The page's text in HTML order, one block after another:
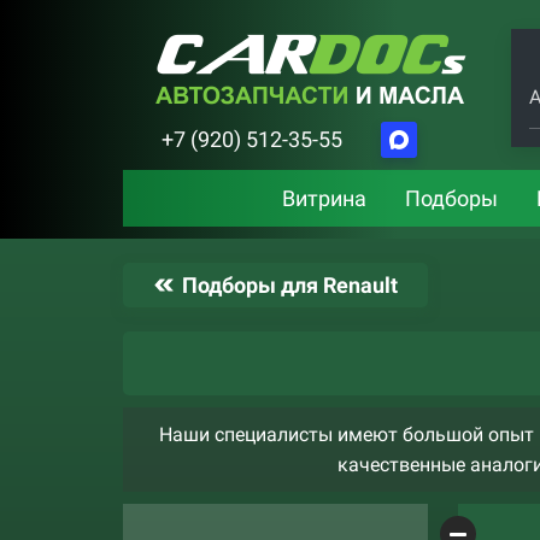
+7 (920) 512-35-55
Витрина Подборы
Подборы для Renault
Наши специалисты имеют большой опыт
качественные